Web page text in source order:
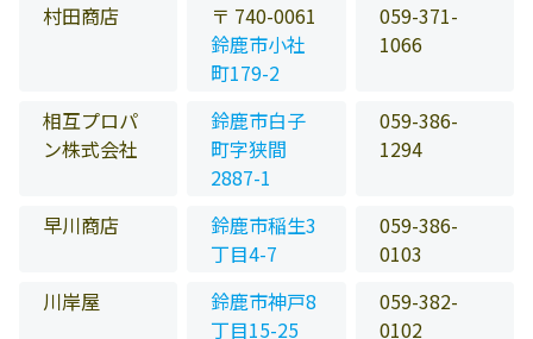
村田商店
〒 740-0061
鈴鹿市小社
町179-2
059-371-
1066
相互プロパ
ン株式会社
鈴鹿市白子
町字狭間
2887-1
059-386-
1294
早川商店
鈴鹿市稲生3
丁目4-7
059-386-
0103
川岸屋
鈴鹿市神戸8
丁目15-25
059-382-
0102